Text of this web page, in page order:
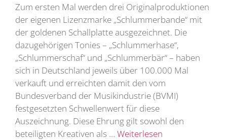
Zum ersten Mal werden drei Originalproduktionen
der eigenen Lizenzmarke „Schlummerbande“ mit
der goldenen Schallplatte ausgezeichnet. Die
dazugehörigen Tonies – „Schlummerhase“,
„Schlummerschaf“ und „Schlummerbär“ – haben
sich in Deutschland jeweils über 100.000 Mal
verkauft und erreichten damit den vom
Bundesverband der Musikindustrie (BVMI)
festgesetzten Schwellenwert für diese
Auszeichnung. Diese Ehrung gilt sowohl den
beteiligten Kreativen als … Weiterlesen